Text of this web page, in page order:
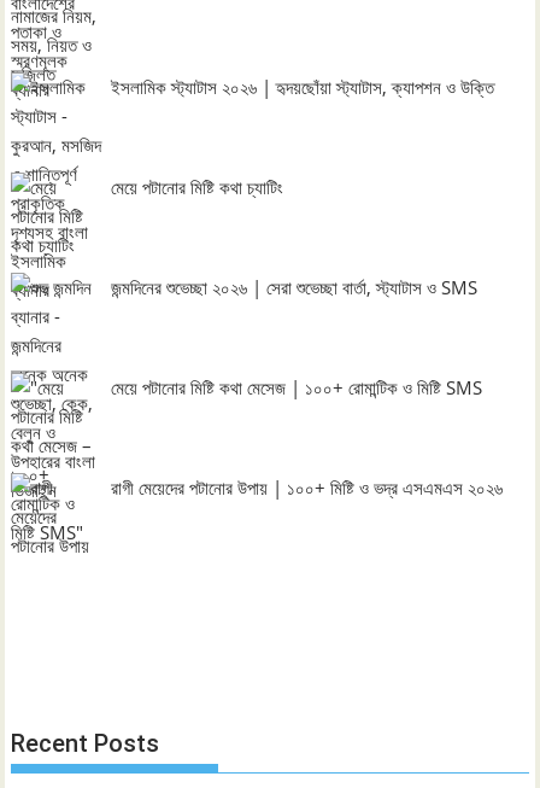
ইসলামিক স্ট্যাটাস ২০২৬ | হৃদয়ছোঁয়া স্ট্যাটাস, ক্যাপশন ও উক্তি
মেয়ে পটানোর মিষ্টি কথা চ্যাটিং
জন্মদিনের শুভেচ্ছা ২০২৬ | সেরা শুভেচ্ছা বার্তা, স্ট্যাটাস ও SMS
মেয়ে পটানোর মিষ্টি কথা মেসেজ | ১০০+ রোমান্টিক ও মিষ্টি SMS
রাগী মেয়েদের পটানোর উপায় | ১০০+ মিষ্টি ও ভদ্র এসএমএস ২০২৬
Recent Posts